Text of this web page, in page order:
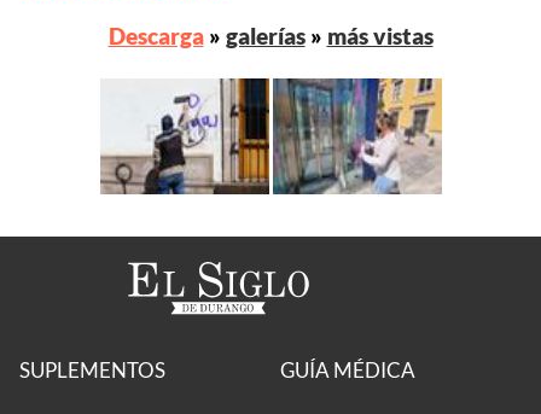
Descarga» galerías» más vistas
SUPLEMENTOS GUÍA MÉDICA